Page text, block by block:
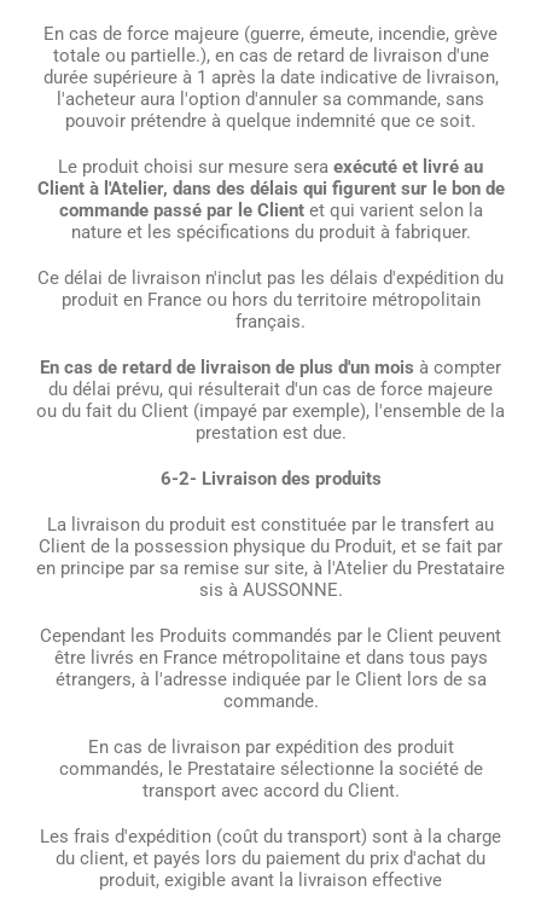
En cas de force majeure (guerre, émeute, incendie, grève
totale ou partielle.), en cas de retard de livraison d'une
durée supérieure à 1 après la date indicative de livraison,
l'acheteur aura l'option d'annuler sa commande, sans
pouvoir prétendre à quelque indemnité que ce soit.
Le produit choisi sur mesure sera exécuté et livré au
Client à l'Atelier, dans des délais qui figurent sur le bon de
commande passé par le Client et qui varient selon la
nature et les spécifications du produit à fabriquer.
Ce délai de livraison n'inclut pas les délais d'expédition du
produit en France ou hors du territoire métropolitain
français.
En cas de retard de livraison de plus d'un mois à compter
du délai prévu, qui résulterait d'un cas de force majeure
ou du fait du Client (impayé par exemple), l'ensemble de la
prestation est due.
6-2- Livraison des produits
La livraison du produit est constituée par le transfert au
Client de la possession physique du Produit, et se fait par
en principe par sa remise sur site, à l'Atelier du Prestataire
sis à AUSSONNE.
Cependant les Produits commandés par le Client peuvent
être livrés en France métropolitaine et dans tous pays
étrangers, à l'adresse indiquée par le Client lors de sa
commande.
En cas de livraison par expédition des produit
commandés, le Prestataire sélectionne la société de
transport avec accord du Client.
Les frais d'expédition (coût du transport) sont à la charge
du client, et payés lors du paiement du prix d'achat du
produit, exigible avant la livraison effective